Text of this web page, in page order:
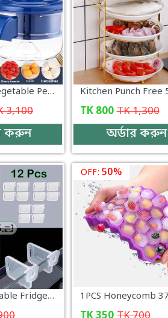
Automatic Vegetable Peeling Machine, Rechargeable Electric Fruit and Vegetable Peeler Suitable for Grapes, Cherry Tomatoes, Garlic - 000774
3,100
করুন
TK 800 TK1,300
অর্ডার করুন
12pcs Adjustable Fridge Dividers Multi-functional Refrigerator Side Door Separator Storage Partition for Organizing Freezer Compartments
OFF: 50%